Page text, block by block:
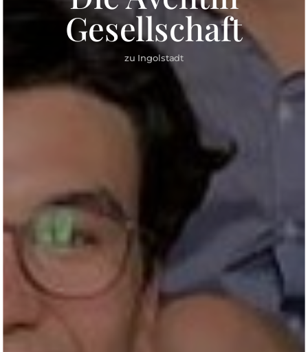
Gesellschaft
zu Ingolstadt